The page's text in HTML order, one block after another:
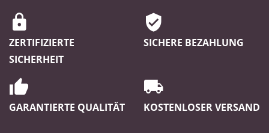
ZERTIFIZIERTE
SICHERHEIT